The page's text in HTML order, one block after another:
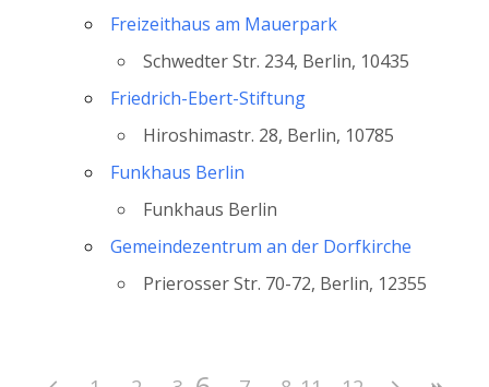
Freizeithaus am Mauerpark
Schwedter Str. 234, Berlin, 10435
Friedrich-Ebert-Stiftung
Hiroshimastr. 28, Berlin, 10785
Funkhaus Berlin
Funkhaus Berlin
Gemeindezentrum an der Dorfkirche
Prierosser Str. 70-72, Berlin, 12355